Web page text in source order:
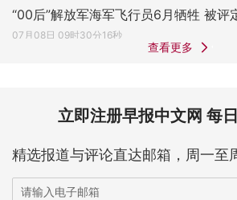
“00后”解放军海军飞行员6月牺牲 被评
07月08日 09时30分16秒
查看更多
立即注册早报中文网 每
精选报道与评论直达邮箱，周一至